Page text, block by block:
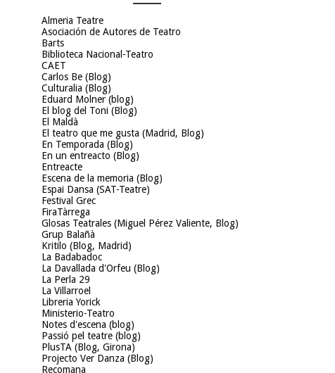
Almeria Teatre
Asociación de Autores de Teatro
Barts
Biblioteca Nacional-Teatro
CAET
Carlos Be (Blog)
Culturalia (Blog)
Eduard Molner (blog)
El blog del Toni (Blog)
El Maldà
El teatro que me gusta (Madrid, Blog)
En Temporada (Blog)
En un entreacto (Blog)
Entreacte
Escena de la memoria (Blog)
Espai Dansa (SAT-Teatre)
Festival Grec
FiraTàrrega
Glosas Teatrales (Miguel Pérez Valiente, Blog)
Grup Balañà
Kritilo (Blog, Madrid)
La Badabadoc
La Davallada d'Orfeu (Blog)
La Perla 29
La Villarroel
Libreria Yorick
Ministerio-Teatro
Notes d'escena (blog)
Passió pel teatre (blog)
PlusTA (Blog, Girona)
Projecto Ver Danza (Blog)
Recomana